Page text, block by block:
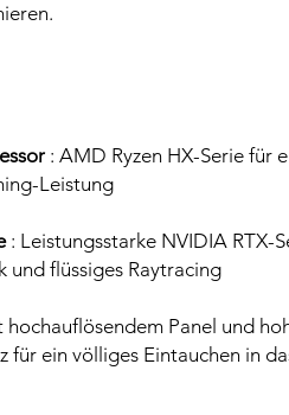
: AMD Ryzen HX-Serie für
Leistung
: Leistungsstarke NVIDIA RTX-
und flüssiges Raytracing
hochauflösendem Panel und
für ein völliges Eintauchen in